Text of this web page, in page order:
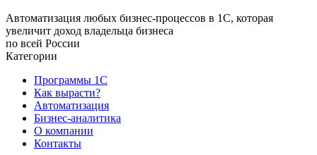
Автоматизация любых бизнес-процессов в 1С, которая
увеличит доход владельца бизнеса
по всей России
Категории
Программы 1С
Как вырасти?
Автоматизация
Бизнес-аналитика
О компании
Контакты